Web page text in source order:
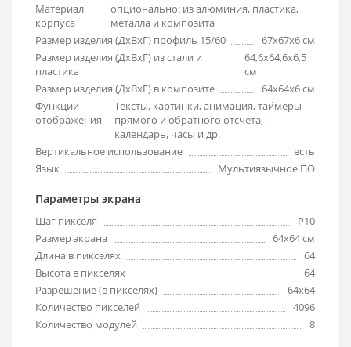
Материал
корпуса
опционально: из алюминия, пластика,
металла и композита
Размер изделия (ДхВхГ) профиль 15/60
67х67х6 см
Размер изделия (ДхВхГ) из стали и
пластика
64,6х64,6х6,5
см
Размер изделия (ДхВхГ) в композите
64х64х6 см
Функции
отображения
Тексты, картинки, анимация, таймеры
прямого и обратного отсчета,
календарь, часы и др.
Вертикальное использование
есть
Язык
Мультиязычное ПО
Параметры экрана
Шаг пикселя
Р10
Размер экрана
64х64 см
Длина в пикселях
64
Высота в пикселях
64
Разрешение (в пикселях)
64x64
Количество пикселей
4096
Количество модулей
8